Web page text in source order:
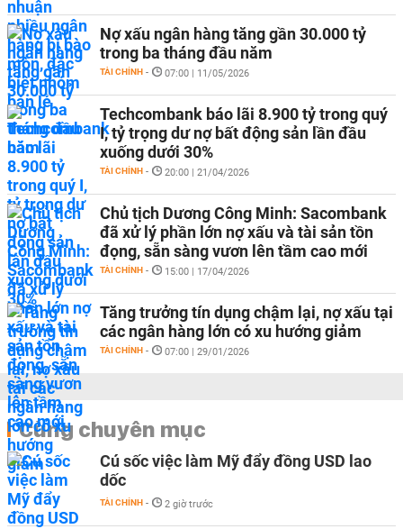
Nợ xấu ngân hàng tăng gần 30.000 tỷ
trong ba tháng đầu năm
TÀI CHÍNH - 07:00 | 11/05/2026
Techcombank báo lãi 8.900 tỷ trong quý
I, tỷ trọng dư nợ bất động sản lần đầu
xuống dưới 30%
TÀI CHÍNH - 20:00 | 21/04/2026
Chủ tịch Dương Công Minh: Sacombank
đã xử lý phần lớn nợ xấu và tài sản tồn
đọng, sẵn sàng vươn lên tầm cao mới
TÀI CHÍNH - 15:00 | 17/04/2026
Tăng trưởng tín dụng chậm lại, nợ xấu tại
các ngân hàng lớn có xu hướng giảm
TÀI CHÍNH - 07:00 | 29/01/2026
Cùng chuyên mục
Cú sốc việc làm Mỹ đẩy đồng USD lao
dốc
TÀI CHÍNH - 2 giờ trước